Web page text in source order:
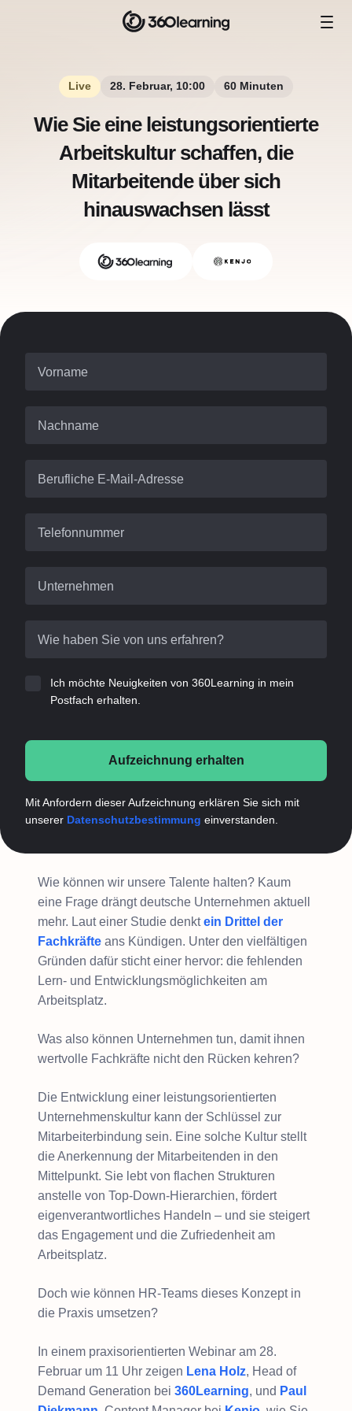
Live 28. Februar, 10:00 60 Minuten
Wie Sie eine leistungsorientierte
Arbeitskultur schaffen, die
Mitarbeitende über sich
hinauswachsen lässt
Vorname
Nachname
Berufliche E-Mail-Adresse
Telefonnummer
Unternehmen
Wie haben Sie von uns erfahren?
Ich möchte Neuigkeiten von 360Learning in mein
Postfach erhalten.
Aufzeichnung erhalten
Mit Anfordern dieser Aufzeichnung erklären Sie sich mit
unserer Datenschutzbestimmung einverstanden.
Wie können wir unsere Talente halten? Kaum
eine Frage drängt deutsche Unternehmen aktuell
mehr. Laut einer Studie denktein Drittel der
Fachkräfte ans Kündigen. Unter den vielfältigen
Gründen dafür sticht einer hervor: die fehlenden
Lern- und Entwicklungsmöglichkeiten am
Arbeitsplatz.
Was also können Unternehmen tun, damit ihnen
wertvolle Fachkräfte nicht den Rücken kehren?
Die Entwicklung einer leistungsorientierten
Unternehmenskultur kann der Schlüssel zur
Mitarbeiterbindung sein. Eine solche Kultur stellt
die Anerkennung der Mitarbeitenden in den
Mittelpunkt. Sie lebt von flachen Strukturen
anstelle von Top-Down-Hierarchien, fördert
eigenverantwortliches Handeln – und sie steigert
das Engagement und die Zufriedenheit am
Arbeitsplatz.
Doch wie können HR-Teams dieses Konzept in
die Praxis umsetzen?
In einem praxisorientierten Webinar am 28.
Februar um 11 Uhr zeigen Lena Holz, Head of
Demand Generation bei 360Learning, und Paul